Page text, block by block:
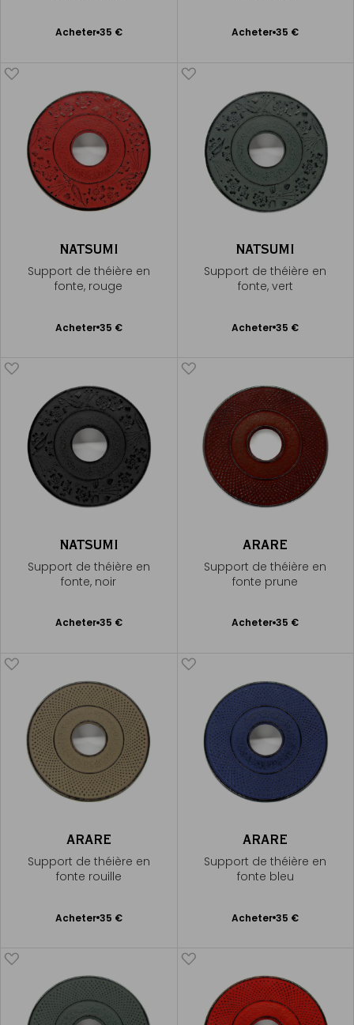
Acheter 35 €
Ajouter
Acheter 35 €
Ajouter
NATSUMI
Support de théière en
fonte, rouge
Acheter 35 €
Ajouter
NATSUMI
Support de théière en
fonte, vert
Acheter 35 €
Ajouter
NATSUMI
Support de théière en
fonte, noir
Acheter 35 €
Ajouter
ARARE
Support de théière en
fonte prune
Acheter 35 €
Ajouter
ARARE
Support de théière en
fonte rouille
Acheter 35 €
Ajouter
ARARE
Support de théière en
fonte bleu
Acheter 35 €
Ajouter